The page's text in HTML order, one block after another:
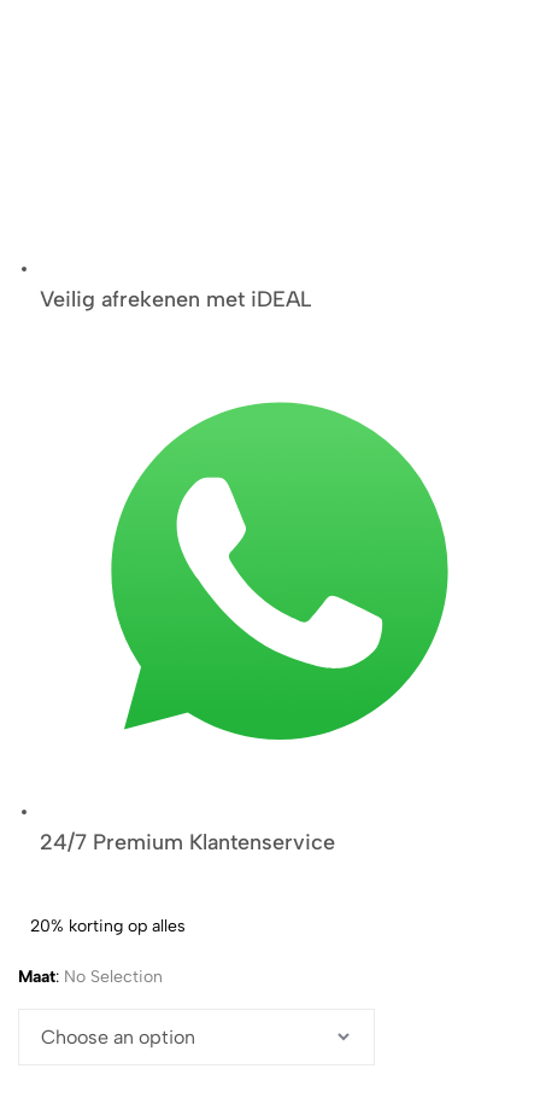
Veilig afrekenen met iDEAL
24/7 Premium Klantenservice
20% korting op alles
Maat: No Selection